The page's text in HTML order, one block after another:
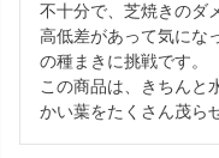
不十分で、芝焼きのダ
高低差があって気にな
の種まきに挑戦です。
この商品は、きちんと
かい葉をたくさん茂ら